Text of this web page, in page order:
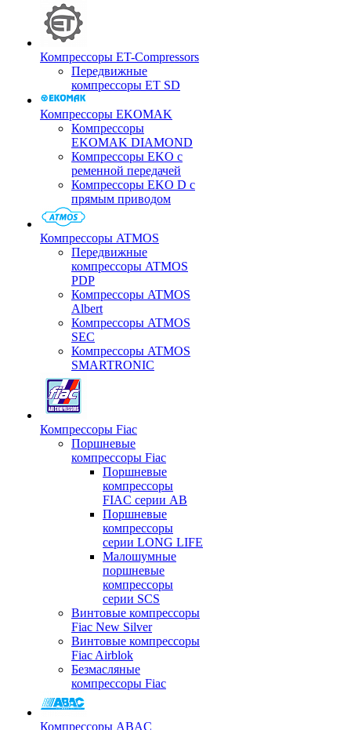
Компрессоры ET-Compressors
Передвижные
компрессоры ET SD
Компрессоры EKOMAK
Компрессоры
EKOMAK DIAMOND
Компрессоры EKO c
ременной передачей
Компрессоры EKO D с
прямым приводом
Компрессоры ATMOS
Передвижные
компрессоры ATMOS
PDP
Компрессоры ATMOS
Albert
Компрессоры ATMOS
SEC
Компрессоры ATMOS
SMARTRONIC
Компрессоры Fiac
Поршневые
компрессоры Fiac
Поршневые
компрессоры
FIAC серии AB
Поршневые
компрессоры
серии LONG LIFE
Малошумные
поршневые
компрессоры
серии SCS
Винтовые компрессоры
Fiac New Silver
Винтовые компрессоры
Fiac Airblok
Безмасляные
компрессоры Fiac
Компрессоры ABAC